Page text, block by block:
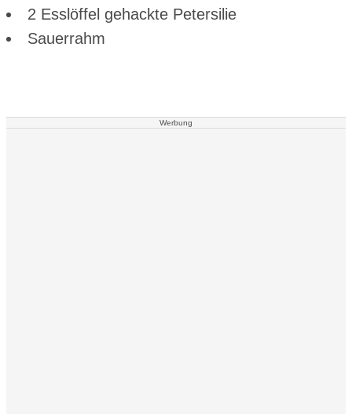
2 Esslöffel gehackte Petersilie
Sauerrahm
Werbung